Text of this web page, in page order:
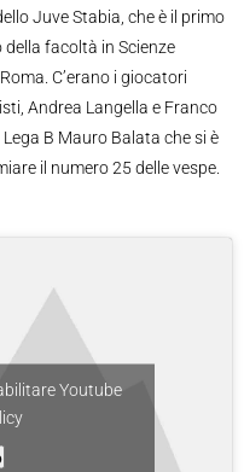
Juve Stabia, che è il primo
della facoltà in Scienze
C’erano i giocatori
Andrea Langella e Franco
B Mauro Balata che si è
il numero 25 delle vespe.
Youtube